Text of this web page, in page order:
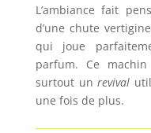
L’ambiance fait
d’une chute
qui joue
parfum. Ce
surtout unrevival
une fois de plus.